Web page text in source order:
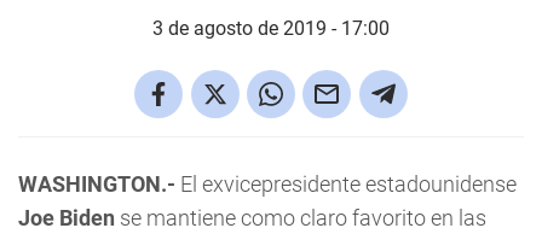
3 de agosto de 2019 - 17:00
WASHINGTON.- El exvicepresidente estadounidense
Joe Biden se mantiene como claro favorito en las